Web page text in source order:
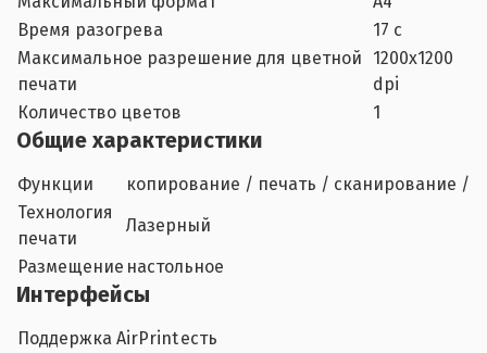
Время разогрева
17 с
Максимальное разрешение для цветной
печати
1200х1200
dpi
Количество цветов
1
Общие характеристики
Функции
копирование / печать / сканирование /
Технология
печати
Лазерный
Размещение настольное
Интерфейсы
Поддержка AirPrintесть